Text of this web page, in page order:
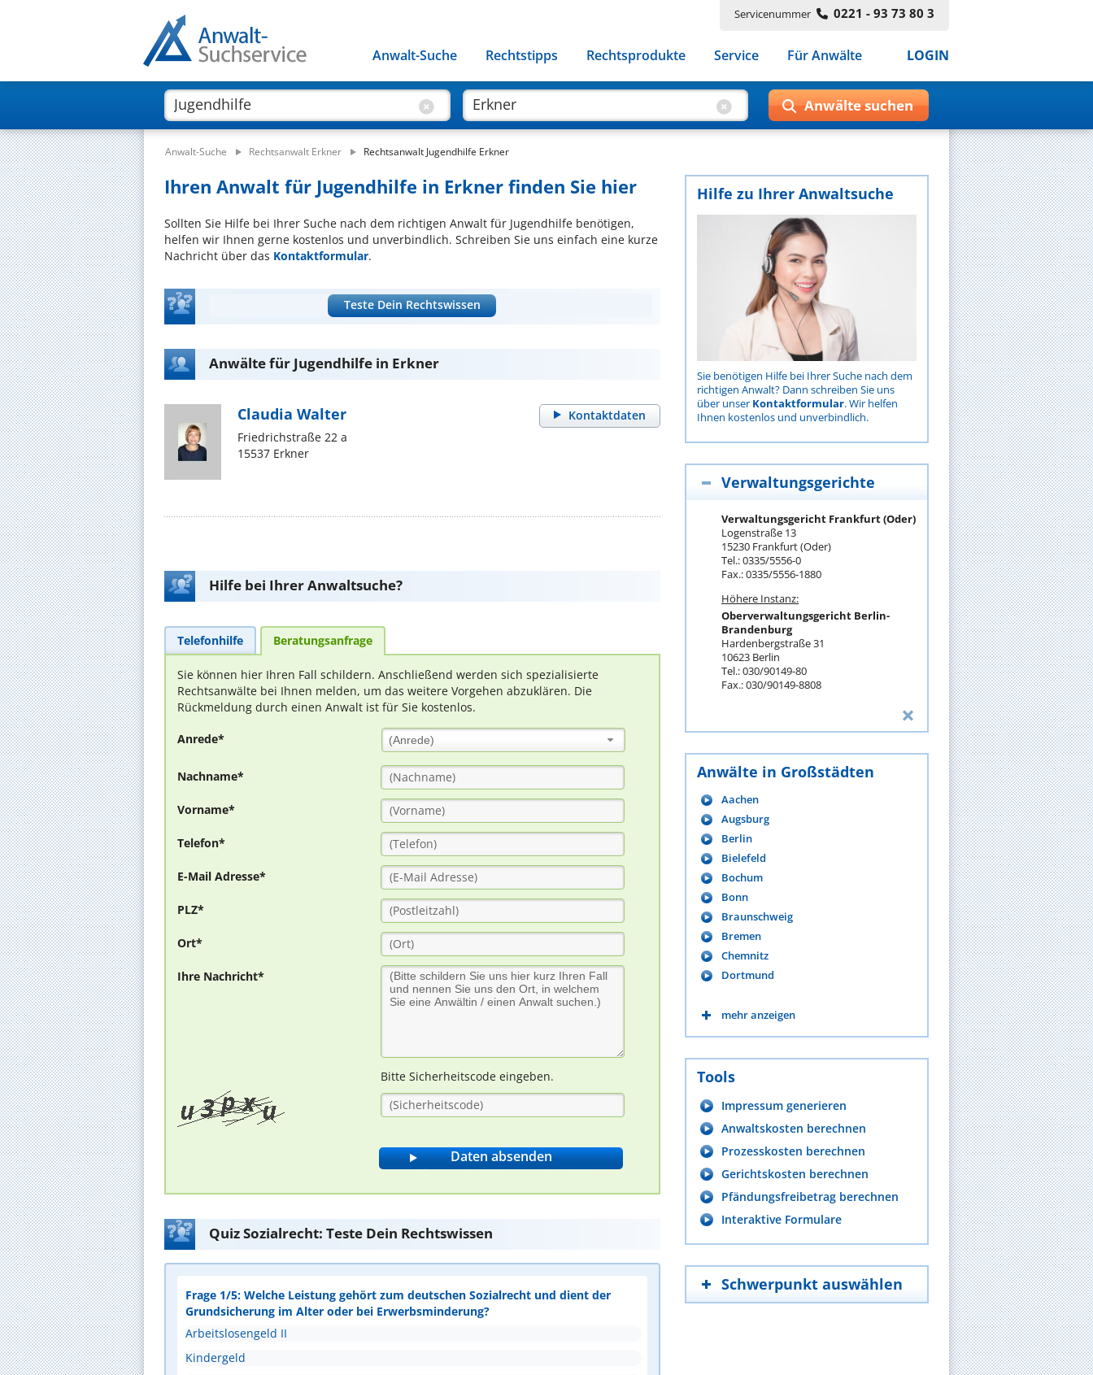
Servicenummer 0221 - 93 73 80 3
Anwalt-Suche Rechtstipps Rechtsprodukte Service Für Anwälte LOGIN
Anwalt-Suche Rechtsanwalt Erkner Rechtsanwalt Jugendhilfe Erkner
Ihren Anwalt für Jugendhilfe in Erkner finden Sie hier
Sollten Sie Hilfe bei Ihrer Suche nach dem richtigen Anwalt für Jugendhilfe benötigen,
helfen wir Ihnen gerne kostenlos und unverbindlich. Schreiben Sie uns einfach eine kurze
Nachricht über das Kontaktformular.
Teste Dein Rechtswissen
Anwälte für Jugendhilfe in Erkner
Kontaktdaten
Claudia Walter
Friedrichstraße 22 a
15537 Erkner
Hilfe bei Ihrer Anwaltsuche?
Telefonhilfe Beratungsanfrage
Sie können hier Ihren Fall schildern. Anschließend werden sich spezialisierte
Rechtsanwälte bei Ihnen melden, um das weitere Vorgehen abzuklären. Die
Rückmeldung durch einen Anwalt ist für Sie kostenlos.
Anrede* (Anrede)
Nachname*
Vorname*
Telefon*
E-Mail Adresse*
PLZ*
Ort*
Ihre Nachricht*
Bitte Sicherheitscode eingeben.
Quiz Sozialrecht: Teste Dein Rechtswissen
Frage 1/5: Welche Leistung gehört zum deutschen Sozialrecht und dient der
Grundsicherung im Alter oder bei Erwerbsminderung?
Arbeitslosengeld II
Kindergeld
Hilfe zu Ihrer Anwaltsuche
Sie benötigen Hilfe bei Ihrer Suche nach dem
richtigen Anwalt? Dann schreiben Sie uns
über unser Kontaktformular. Wir helfen
Ihnen kostenlos und unverbindlich.
Verwaltungsgerichte
Verwaltungsgericht Frankfurt (Oder)
Logenstraße 13
15230 Frankfurt (Oder)
Tel.: 0335/5556-0
Fax.: 0335/5556-1880
Höhere Instanz:
Oberverwaltungsgericht Berlin-
Brandenburg
Hardenbergstraße 31
10623 Berlin
Tel.: 030/90149-80
Fax.: 030/90149-8808
Anwälte in Großstädten
Aachen
Augsburg
Berlin
Bielefeld
Bochum
Bonn
Braunschweig
Bremen
Chemnitz
Dortmund
mehr anzeigen
Tools
Impressum generieren
Anwaltskosten berechnen
Prozesskosten berechnen
Gerichtskosten berechnen
Pfändungsfreibetrag berechnen
Interaktive Formulare
Schwerpunkt auswählen